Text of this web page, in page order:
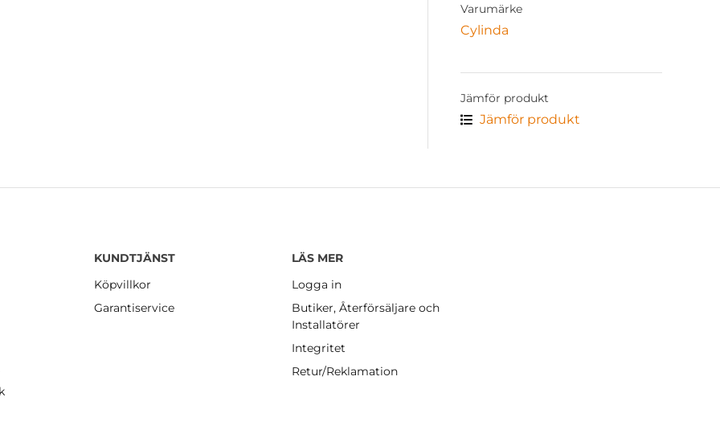
Varumärke
Cylinda
Jämför produkt
Jämför produkt
KUNDTJÄNST
Köpvillkor
Garantiservice
LÄS MER
Logga in
Butiker, Återförsäljare och
Installatörer
Integritet
Retur/Reklamation